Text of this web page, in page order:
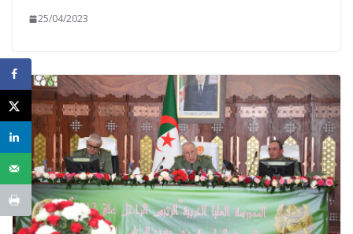
25/04/2023